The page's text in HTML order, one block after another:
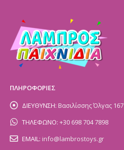
ΠΛΗΡΟΦΟΡΙΕΣ
ΔΙΕΥΘΥΝΣΗ: Βασιλίσσης Όλγας 167
ΤΗΛΕΦΩΝΟ: +30 698 704 7898
EMAIL: info@lambrostoys.gr